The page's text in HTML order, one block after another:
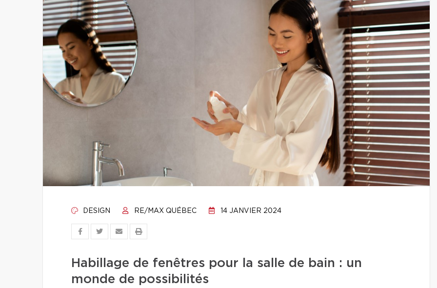
DESIGN RE/MAX QUÉBEC 14 JANVIER 2024
Habillage de fenêtres pour la salle de bain : un
monde de possibilités